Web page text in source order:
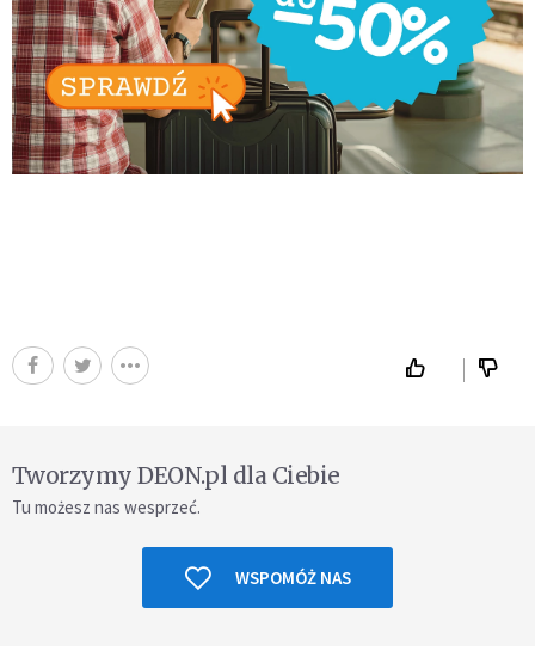
Tworzymy DEON.pl dla Ciebie
Tu możesz nas wesprzeć.
WSPOMÓŻ NAS